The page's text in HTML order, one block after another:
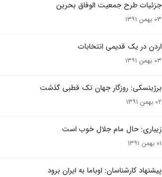
جزئیات طرح جمعیت الوفاق بحرین
۰۳ بهمن ۱۳۹۱
اردن در یک قدیمی انتخابات
۰۳ بهمن ۱۳۹۱
برژینسکی: روزگار جهان تک قطبی گذشت
۰۲ بهمن ۱۳۹۱
زیباری: حال مام جلال خوب است
۰۱ بهمن ۱۳۹۱
پیشنهاد کارشناسان: اوباما به ایران برود